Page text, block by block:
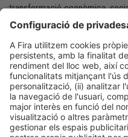
transformació econòmica,
ENTITAT